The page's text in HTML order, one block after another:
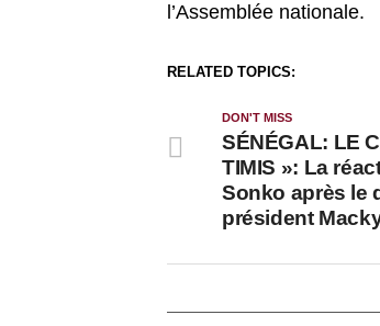
l’Assemblée nationale.
RELATED TOPICS:
DON'T MISS
SÉNÉGAL: LE
TIMIS »: La
Sonko après le
président